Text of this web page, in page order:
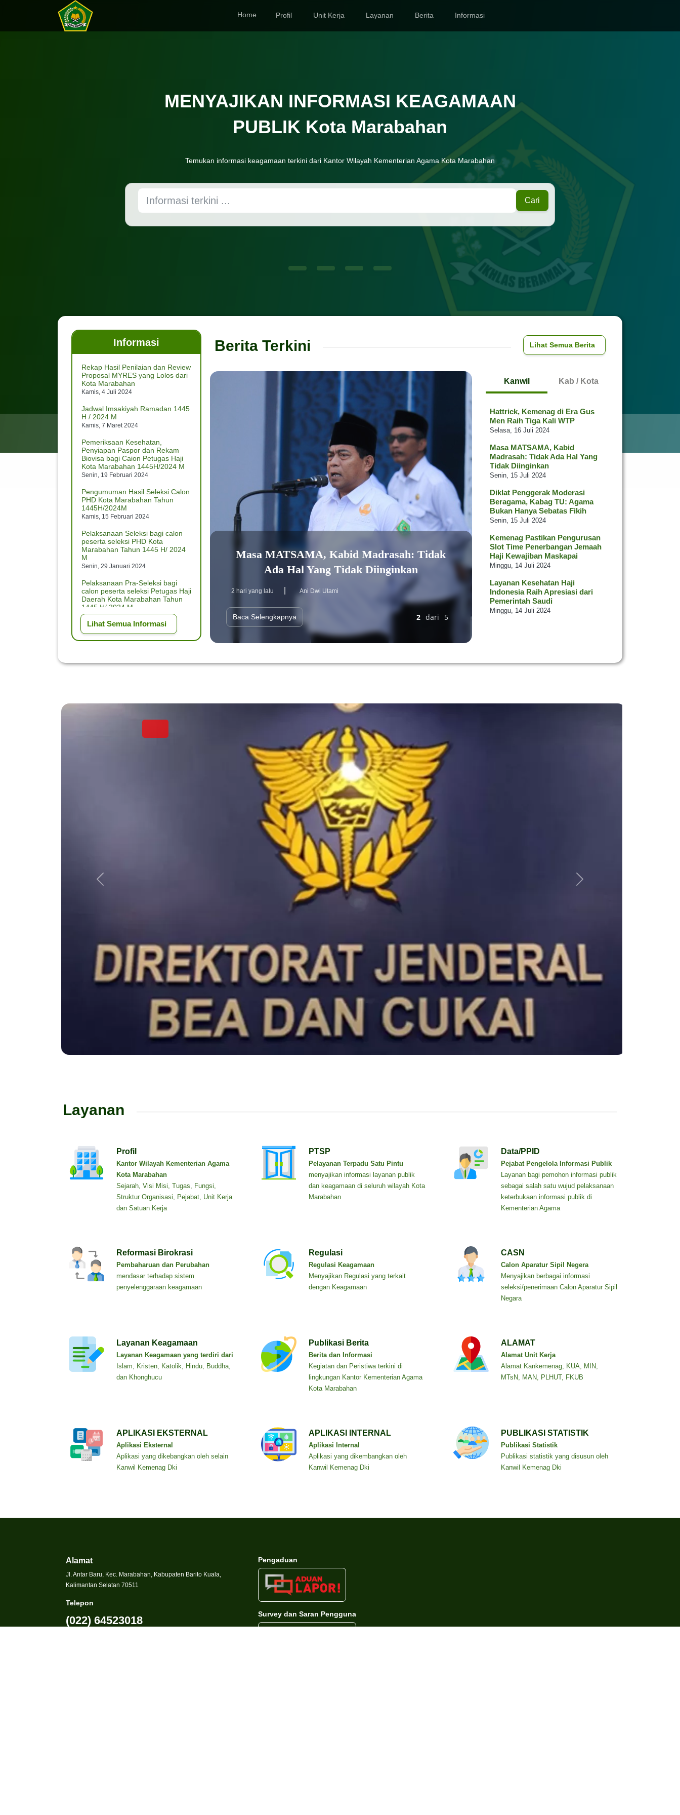
Home Profil Unit Kerja Layanan Berita Informasi
MENYAJIKAN INFORMASI KEAGAMAAN
PUBLIK Kota Marabahan
Temukan informasi keagamaan terkini dari Kantor Wilayah Kementerian Agama Kota Marabahan
Cari
Informasi
Rekap Hasil Penilaian dan Review
Proposal MYRES yang Lolos dari
Kota Marabahan
Kamis, 4 Juli 2024
Jadwal Imsakiyah Ramadan 1445
H / 2024 M
Kamis, 7 Maret 2024
Pemeriksaan Kesehatan,
Penyiapan Paspor dan Rekam
Biovisa bagi Caion Petugas Haji
Kota Marabahan 1445H/2024 M
Senin, 19 Februari 2024
Pengumuman Hasil Seleksi Calon
PHD Kota Marabahan Tahun
1445H/2024M
Kamis, 15 Februari 2024
Pelaksanaan Seleksi bagi calon
peserta seleksi PHD Kota
Marabahan Tahun 1445 H/ 2024
M
Senin, 29 Januari 2024
Pelaksanaan Pra-Seleksi bagi
calon peserta seleksi Petugas Haji
Daerah Kota Marabahan Tahun
1445 H/ 2024 M
Jumat, 26 Januari 2024
PENGUMUMAN HASIL SELEKSI
TAHAP II CALON PPIH KLOTER
1445H/2024M
Rabu, 10 Januari 2024
REKRUTMEN CALON PETUGAS
Lihat Semua Informasi
Berita Terkini Lihat Semua Berita
Masa MATSAMA, Kabid Madrasah: Tidak
Ada Hal Yang Tidak Diinginkan
2 hari yang lalu Ani Dwi Utami
Baca Selengkapnya 2 dari 5
Kanwil Kab / Kota
Hattrick, Kemenag di Era Gus
Men Raih Tiga Kali WTP
Selasa, 16 Juli 2024
Masa MATSAMA, Kabid
Madrasah: Tidak Ada Hal Yang
Tidak Diinginkan
Senin, 15 Juli 2024
Diklat Penggerak Moderasi
Beragama, Kabag TU: Agama
Bukan Hanya Sebatas Fikih
Senin, 15 Juli 2024
Kemenag Pastikan Pengurusan
Slot Time Penerbangan Jemaah
Haji Kewajiban Maskapai
Minggu, 14 Juli 2024
Layanan Kesehatan Haji
Indonesia Raih Apresiasi dari
Pemerintah Saudi
Minggu, 14 Juli 2024
Pastikan Kualitas Bangunan,
Previous Next
Layanan
Profil
Kantor Wilayah Kementerian Agama
Kota Marabahan
Sejarah, Visi Misi, Tugas, Fungsi,
Struktur Organisasi, Pejabat, Unit Kerja
dan Satuan Kerja
PTSP
Pelayanan Terpadu Satu Pintu
menyajikan informasi layanan publik
dan keagamaan di seluruh wilayah Kota
Marabahan
Data/PPID
Pejabat Pengelola Informasi Publik
Layanan bagi pemohon informasi publik
sebagai salah satu wujud pelaksanaan
keterbukaan informasi publik di
Kementerian Agama
Reformasi Birokrasi
Pembaharuan dan Perubahan
mendasar terhadap sistem
penyelenggaraan keagamaan
Regulasi
Regulasi Keagamaan
Menyajikan Regulasi yang terkait
dengan Keagamaan
CASN
Calon Aparatur Sipil Negera
Menyajikan berbagai informasi
seleksi/penerimaan Calon Aparatur Sipil
Negara
Layanan Keagamaan
Layanan Keagamaan yang terdiri dari
Islam, Kristen, Katolik, Hindu, Buddha,
dan Khonghucu
Publikasi Berita
Berita dan Informasi
Kegiatan dan Peristiwa terkini di
lingkungan Kantor Kementerian Agama
Kota Marabahan
ALAMAT
Alamat Unit Kerja
Alamat Kankemenag, KUA, MIN,
MTsN, MAN, PLHUT, FKUB
APLIKASI EKSTERNAL
Aplikasi Eksternal
Aplikasi yang dikebangkan oleh selain
Kanwil Kemenag Dki
APLIKASI INTERNAL
Aplikasi Internal
Aplikasi yang dikembangkan oleh
Kanwil Kemenag Dki
PUBLIKASI STATISTIK
Publikasi Statistik
Publikasi statistik yang disusun oleh
Kanwil Kemenag Dki
Alamat
Jl. Antar Baru, Kec. Marabahan, Kabupaten Barito Kuala,
Kalimantan Selatan 70511
Telepon
(022) 64523018
Pengaduan
Survey dan Saran Pengguna